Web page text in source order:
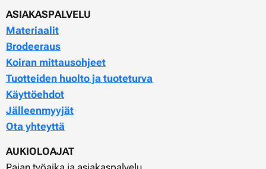
ASIAKASPALVELU
Materiaalit
Brodeeraus
Koiran mittausohjeet
Tuotteiden huolto ja tuoteturva
Käyttöehdot
Jälleenmyyjät
Ota yhteyttä
AUKIOLOAJAT